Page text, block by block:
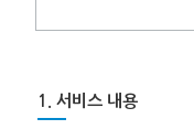
1. 서비스 내용